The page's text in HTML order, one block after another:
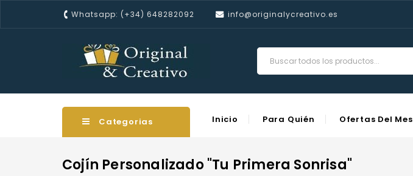
Whatsapp: (+34) 648282092 info@originalycreativo.es
Inicio Para Quién Ofertas Del Mes
Categorias
Cojín Personalizado "Tu Primera Sonrisa"